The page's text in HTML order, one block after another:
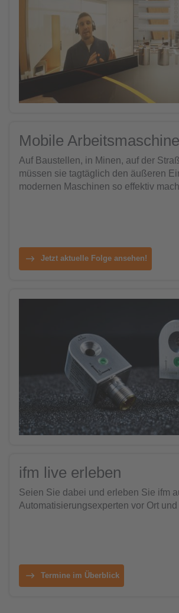
Mobile
Auf Baustellen, in Minen, auf der
müssen sie tagtäglich den äußeren
modernen Maschinen so effektiv
Jetzt aktuelle Folge ansehen!
ifm live erleben
Seien Sie dabei und erleben Sie ifm
Automatisierungsexperten vor Ort
Termine im Überblick